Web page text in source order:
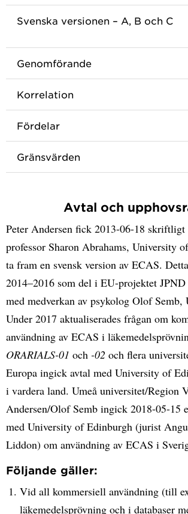
Svenska versionen – A, B och C
Genomförande
Korrelation
Fördelar
Gränsvärden
Avtal och
Peter Andersen fick 2013-06-18
professor Sharon Abrahams, University
ta fram en svensk version av ECAS.
2014–2016 som del i EU-projektet
med medverkan av psykolog Olof Semb,
Under 2017 aktualiserades frågan om
användning av ECAS i
ORARIALS-01 och -02 och flera
Europa ingick avtal med University of
i vardera land. Umeå universitet/Region
Andersen/Olof Semb ingick 2018-05-15
med University of Edinburgh (jurist
Liddon) om användning av ECAS i
Följande gäller:
Vid all kommersiell användning (till
läkemedelsprövning och i databaser